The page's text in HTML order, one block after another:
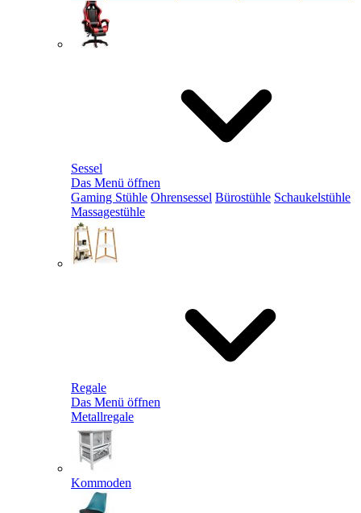
Sessel
Das Menü öffnen
Gaming Stühle Ohrensessel Bürostühle Schaukelstühle
Massagestühle
Regale
Das Menü öffnen
Metallregale
Kommoden